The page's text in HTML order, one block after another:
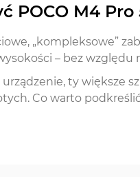
POCO M4 Pro
„kompleksowe”
– bez
ty większe
Co warto